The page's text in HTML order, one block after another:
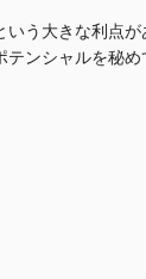
う大きな利点
ンシャルを秘め